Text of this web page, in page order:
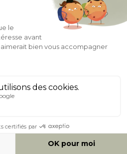
et bois clair MUNIK